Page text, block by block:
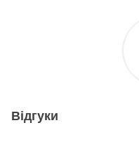
Відгуки